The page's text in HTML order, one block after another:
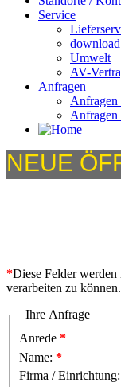
Service
download
Umwelt
AV-
Anfragen
Anfragen
Anfragen
NEUE
*Diese Felder werden
verarbeiten zu können.
Ihre Anfrage
Anrede *
Name: *
Firma / Einrichtung: